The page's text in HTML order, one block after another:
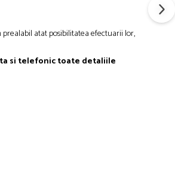
atat posibilitatea efectuarii lor,
si telefonic toate detaliile